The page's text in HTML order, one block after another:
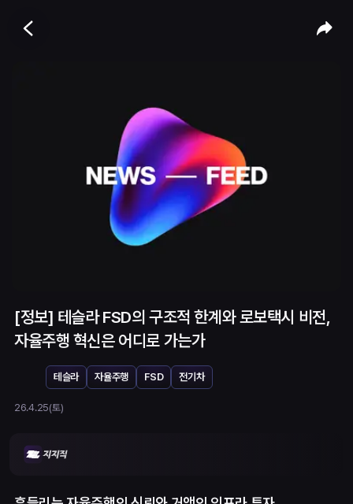
[정보] 테슬라 FSD의 구조적 한계와 로보택시 비전,
자율주행 혁신은 어디로 가는가
테슬라 자율주행 FSD 전기차
26.4.25(토)